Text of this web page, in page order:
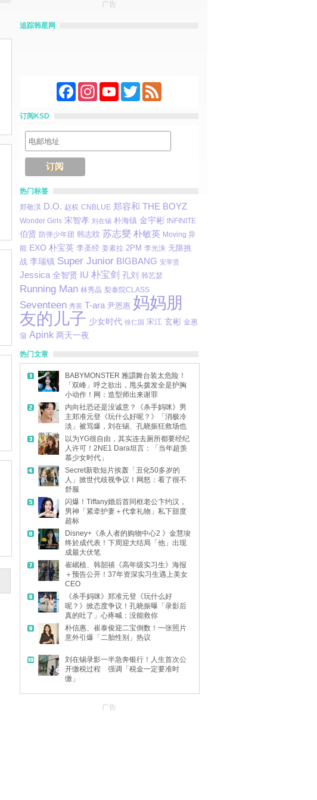
广告
追踪韩星网
FacebookInstagramYouTubeTwitterFeed
订阅KSD
热门标签
郑敬淏 D.O. 赵权 CNBLUE 郑容和 THE BOYZ
Wonder Girls 宋智孝 刘在锡 朴海镇 金宇彬 INFINITE
伯贤 防弹少年团 韩志旼 苏志燮 朴敏英 Moving 异
能 EXO 朴宝英 李圣经 姜素拉 2PM 李光洙 无限挑
战 李瑞镇 Super Junior BIGBANG 安宰贤
Jessica 全智贤 IU 朴宝剑 孔刘 韩艺瑟
Running Man 林秀晶 梨泰院CLASS
Seventeen 秀英 T-ara 尹恩惠 妈妈朋
友的儿子 少女时代 徐仁国 宋江 玄彬 金惠
奫 Apink 两天一夜
热门文章
BABYMONSTER 雅譞舞台装太危险！
「双峰」呼之欲出，甩头拨发全是护胸
小动作！网：造型师出来谢罪
内向社恐还是没诚意？《杀手妈咪》男
主郑准元登《玩什么好呢？》「消极冷
淡」被骂爆，刘在锡、孔晓振狂救场也
带不动
以为YG很自由，其实连去厕所都要经纪
人许可！2NE1 Dara坦言：「当年超羡
慕少女时代」
Secret新歌短片挨轰「丑化50多岁的
人」掀世代歧视争议！网怒：看了很不
舒服
闪爆！Tiffany婚后首同框老公卞约汉，
男神「紧牵护妻＋代拿礼物」私下甜度
超标
Disney+《杀人者的购物中心2 》金慧埈
终於成代表！下周迎大结局「他」出现
成最大伏笔
崔岷植、韩韶禧《高年级实习生》海报
＋预告公开！37年资深实习生遇上美女
CEO
《杀手妈咪》郑准元登《玩什么好
呢？》掀态度争议！孔晓振曝「录影后
真的吐了」心疼喊：没能救你
朴信惠、崔泰俊迎二宝倒数！一张照片
意外引爆「二胎性别」热议
刘在锡录影一半急奔银行！人生首次公
开缴税过程 强调「税金一定要准时
缴」
广告